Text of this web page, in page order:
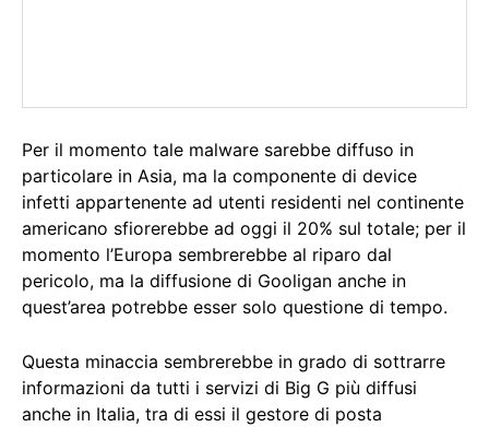
Per il momento tale malware sarebbe diffuso in
particolare in Asia, ma la componente di device
infetti appartenente ad utenti residenti nel continente
americano sfiorerebbe ad oggi il 20% sul totale; per il
momento l’Europa sembrerebbe al riparo dal
pericolo, ma la diffusione di Gooligan anche in
quest’area potrebbe esser solo questione di tempo.
Questa minaccia sembrerebbe in grado di sottrarre
informazioni da tutti i servizi di Big G più diffusi
anche in Italia, tra di essi il gestore di posta